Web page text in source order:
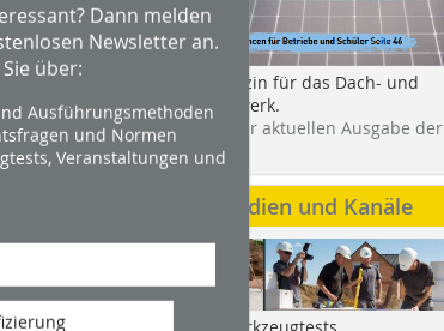
der
10
die
hin als
Dann melden
Newsletter an.
über:
Ausführungsmethoden
und Normen
Veranstaltungen und
Das Profimagazin für das Dach- und
Holzbauhandwerk.
Hier geht es zur aktuellen Ausgabe der
dach+holzbau.
Weitere Medien und Kanäle
Videos von Werkzeugtests,